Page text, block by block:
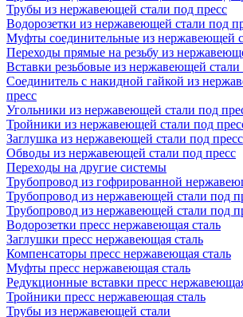
Трубы из нержавеющей стали под пресс
Водорозетки из нержавеющей стали под
Муфты соединительные из нержавеющей
Переходы прямые на резьбу из
Вставки резьбовые из нержавеющей стали
Соединитель с накидной гайкой из
пресс
Угольники из нержавеющей стали под
Тройники из нержавеющей стали под
Заглушка из нержавеющей стали под пресс
Обводы из нержавеющей стали под пресс
Переходы на другие системы
Трубопровод из гофрированной
Трубопровод из нержавеющей стали под
Трубопровод из нержавеющей стали под
Водорозетки пресс нержавеющая сталь
Заглушки пресс нержавеющая сталь
Компенсаторы пресс нержавеющая сталь
Муфты пресс нержавеющая сталь
Редукционные вставки пресс
Тройники пресс нержавеющая сталь
Трубы из нержавеющей стали